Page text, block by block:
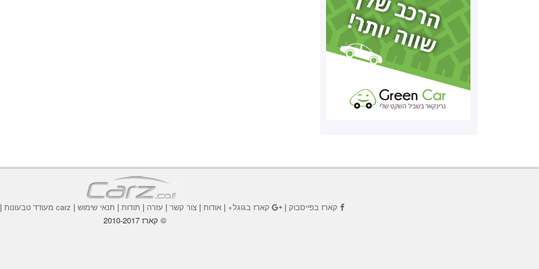
קארז בפייסבוק | קארז בגוגל+ | אודות | צור קשר | עזרה | תודות | תנאי שימוש | carz מעודד טבעונות |
© קארז 2010-2017